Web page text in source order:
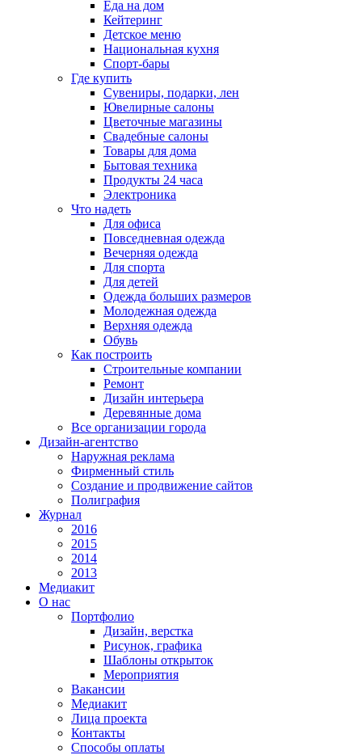
Еда на дом
Кейтеринг
Детское меню
Национальная кухня
Спорт-бары
Где купить
Сувениры, подарки, лен
Ювелирные салоны
Цветочные магазины
Свадебные салоны
Товары для дома
Бытовая техника
Продукты 24 часа
Электроника
Что надеть
Для офиса
Повседневная одежда
Вечерняя одежда
Для спорта
Для детей
Одежда больших размеров
Молодежная одежда
Верхняя одежда
Обувь
Как построить
Строительные компании
Ремонт
Дизайн интерьера
Деревянные дома
Все организации города
Дизайн-агентство
Наружная реклама
Фирменный стиль
Создание и продвижение сайтов
Полиграфия
Журнал
2016
2015
2014
2013
Медиакит
О нас
Портфолио
Дизайн, верстка
Рисунок, графика
Шаблоны открыток
Мероприятия
Вакансии
Медиакит
Лица проекта
Контакты
Способы оплаты